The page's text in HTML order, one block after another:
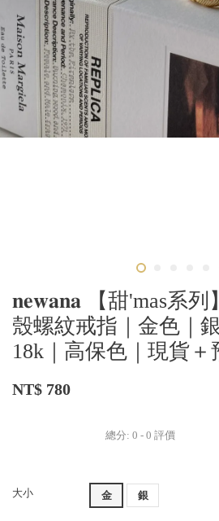
𝐧𝐞𝐰𝐚𝐧𝐚 【甜'mas系列
殼螺紋戒指｜金色｜
18k｜高保色｜現貨＋
NT$ 780
總分: 0 - 0 評價
大小 金 銀